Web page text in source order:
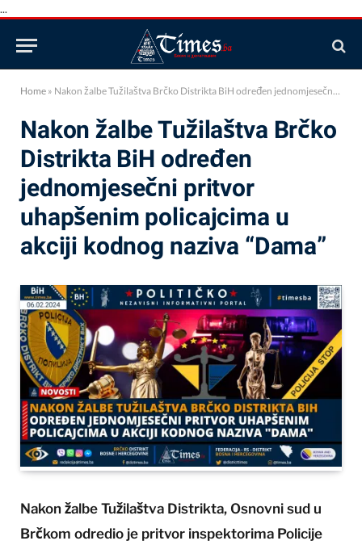
...
Home » Nakon žalbe Tužilaštva Brčko Distrikta BiH određen jednomjesečni pritvor uhapšenim policajcima u akciji kodnog naziva “Dama”
Nakon žalbe Tužilaštva Brčko
Distrikta BiH određen
jednomjesečni pritvor
uhapšenim policajcima u
akciji kodnog naziva “Dama”
Nakon žalbe Tužilaštva Distrikta, Osnovni sud u
Brčkom odredio je pritvor inspektorima Policije